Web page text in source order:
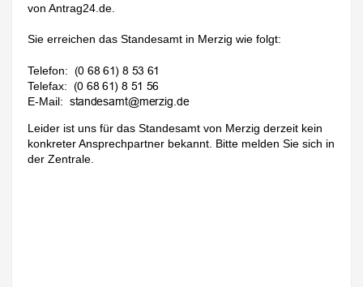
von Antrag24.de.
Sie erreichen das Standesamt in Merzig wie folgt:
Telefon:
Telefax:
E-Mail:
Leider ist uns für das Standesamt von Merzig derzeit kein
konkreter Ansprechpartner bekannt. Bitte melden Sie sich in
der Zentrale.